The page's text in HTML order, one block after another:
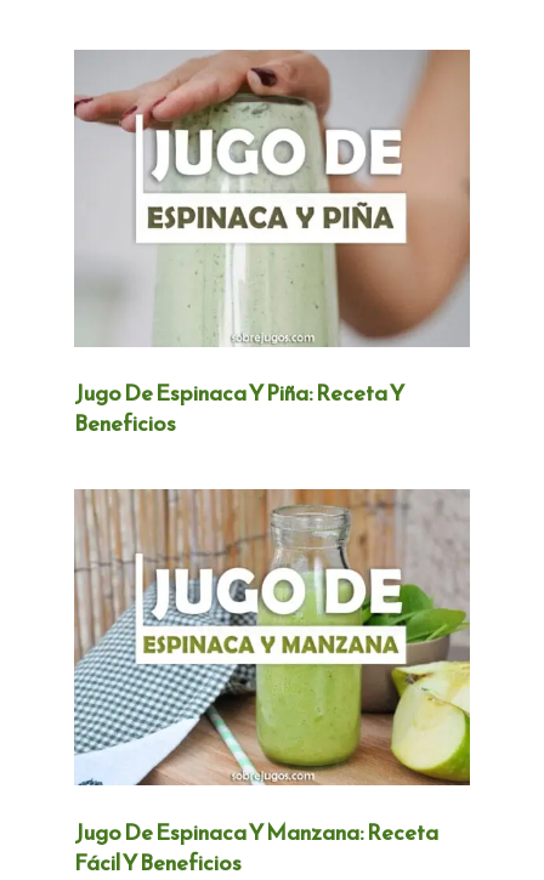
Jugo De Espinaca Y Piña: Receta Y
Beneficios
Jugo De Espinaca Y Manzana: Receta
Fácil Y Beneficios